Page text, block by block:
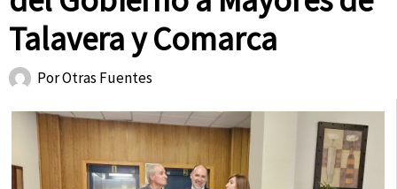
Talavera y Comarca
PorOtras Fuentes